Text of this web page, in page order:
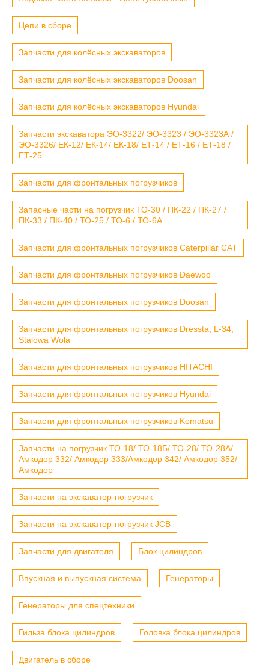
Цепи в сборе
Запчасти для колёсных экскаваторов
Запчасти для колёсных экскаваторов Doosan
Запчасти для колёсных экскаваторов Hyundai
Запчасти экскаватора ЭО-3322/ ЭО-3323 / ЭО-3323А /
ЭО-3326/ ЕК-12/ ЕК-14/ ЕК-18/ ЕТ-14 / ЕТ-16 / ЕТ-18 /
ЕТ-25
Запчасти для фронтальных погрузчиков
Запасные части на погрузчик ТО-30 / ПК-22 / ПК-27 /
ПК-33 / ПК-40 / ТО-25 / ТО-6 / ТО-6А
Запчасти для фронтальных погрузчиков Caterpillar CAT
Запчасти для фронтальных погрузчиков Daewoo
Запчасти для фронтальных погрузчиков Doosan
Запчасти для фронтальных погрузчиков Dressta, L-34,
Stalowa Wola
Запчасти для фронтальных погрузчиков HITACHI
Запчасти для фронтальных погрузчиков Hyundai
Запчасти для фронтальных погрузчиков Komatsu
Запчасти на погрузчик ТО-18/ ТО-18Б/ ТО-28/ ТО-28А/
Амкодор 332/ Амкодор 333/Амкодор 342/ Амкодор 352/
Амкодор
Запчасти на экскаватор-погрузчик
Запчасти на экскаватор-погрузчик JCB
Запчасти для двигателя Блок цилиндров
Впускная и выпускная система Генераторы
Генераторы для спецтехники
Гильза блока цилиндров Головка блока цилиндров
Двигатель в сборе